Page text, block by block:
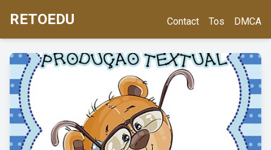
RETOEDU Contact Tos DMCA